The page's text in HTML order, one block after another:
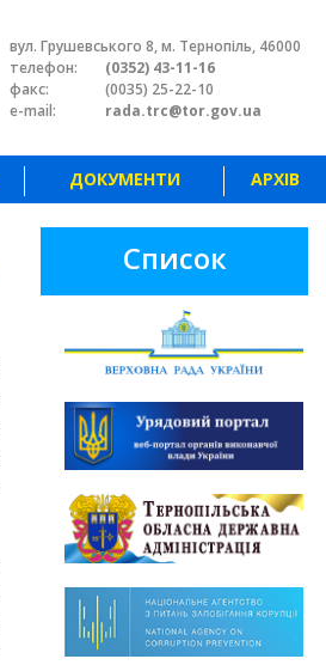
вул. Грушевського 8, м. Тернопіль, 46000
телефон:
(0352) 43-11-16
факс:
(0035) 25-22-10
e-mail:
rada.trc@tor.gov.ua
ДОКУМЕНТИ АРХІВ
Список